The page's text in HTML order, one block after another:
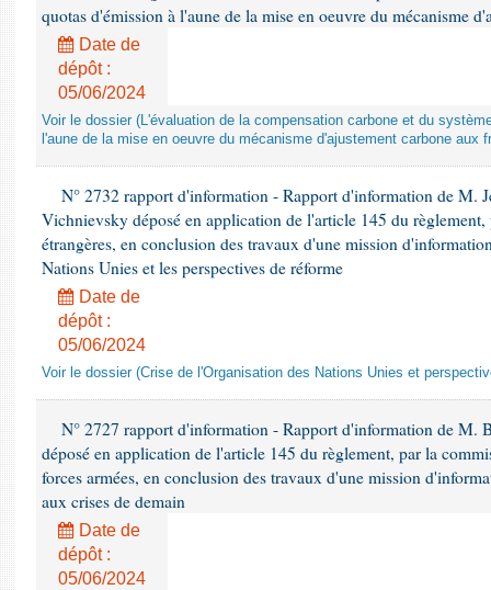
quotas d'émission à l'aune de la mise en oeuvre du mécanisme
Date de
dépôt :
05/06/2024
Voir le dossier (L'évaluation de la compensation carbone et du
l'aune de la mise en oeuvre du mécanisme d'ajustement carbone aux
N° 2732 rapport d'information - Rapport d'information de M.
Vichnievsky déposé en application de l'article 145 du règlement,
étrangères, en conclusion des travaux d'une mission
Nations Unies et les perspectives de réforme
Date de
dépôt :
05/06/2024
Voir le dossier (Crise de l'Organisation des Nations Unies et
N° 2727 rapport d'information - Rapport d'information de M.
déposé en application de l'article 145 du règlement, par la
forces armées, en conclusion des travaux d'une mission
aux crises de demain
Date de
dépôt :
05/06/2024